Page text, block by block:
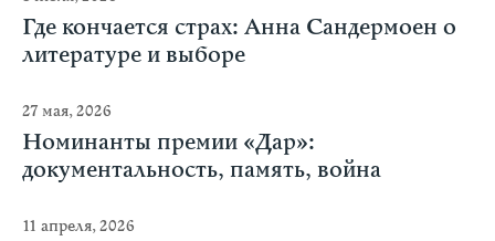
Где кончается страх: Анна Сандермоен о
литературе и выборе
27 мая, 2026
Номинанты премии «Дар»:
документальность, память, война
11 апреля, 2026